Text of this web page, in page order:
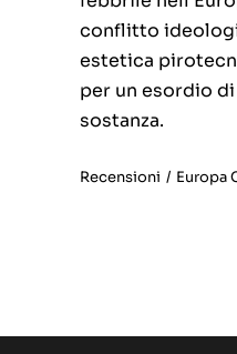
conflitto
estetica
per un esordio
sostanza.
Recensioni / Europa